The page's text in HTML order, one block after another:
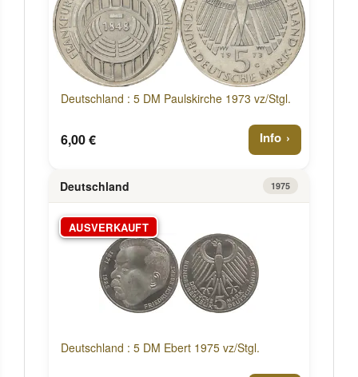
Deutschland : 5 DM Paulskirche 1973 vz/Stgl.
6,00 € Info
Deutschland 1975
AUSVERKAUFT
Deutschland : 5 DM Ebert 1975 vz/Stgl.